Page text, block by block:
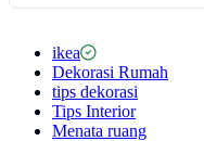
ikea
Dekorasi Rumah
tips dekorasi
Tips Interior
Menata ruang